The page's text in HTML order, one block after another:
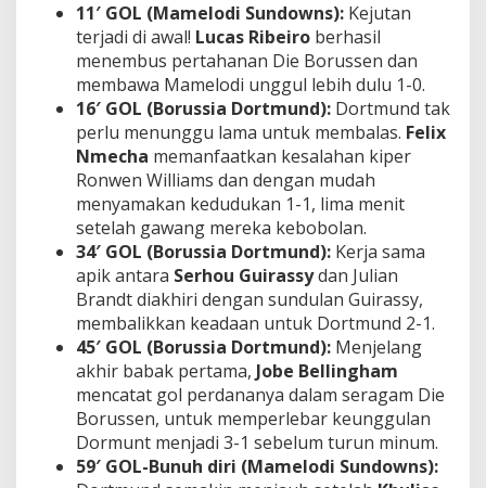
11′ GOL (Mamelodi Sundowns): Kejutan
terjadi di awal! Lucas Ribeiro berhasil
menembus pertahanan Die Borussen dan
membawa Mamelodi unggul lebih dulu 1-0.
16′ GOL (Borussia Dortmund): Dortmund tak
perlu menunggu lama untuk membalas. Felix
Nmecha memanfaatkan kesalahan kiper
Ronwen Williams dan dengan mudah
menyamakan kedudukan 1-1, lima menit
setelah gawang mereka kebobolan.
34′ GOL (Borussia Dortmund): Kerja sama
apik antara Serhou Guirassydan Julian
Brandt diakhiri dengan sundulan Guirassy,
membalikkan keadaan untuk Dortmund 2-1.
45′ GOL (Borussia Dortmund): Menjelang
akhir babak pertama, Jobe Bellingham
mencatat gol perdananya dalam seragam Die
Borussen, untuk memperlebar keunggulan
Dormunt menjadi 3-1 sebelum turun minum.
59′ GOL-Bunuh diri (Mamelodi Sundowns):